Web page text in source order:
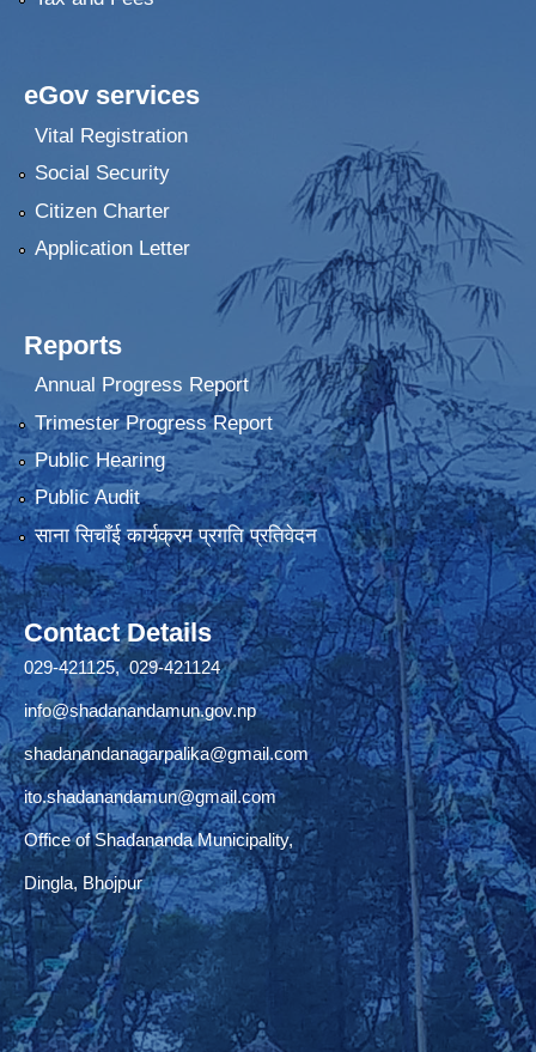
eGov services
Vital Registration
Social Security
Citizen Charter
Application Letter
Reports
Annual Progress Report
Trimester Progress Report
Public Hearing
Public Audit
साना सिचाँई कार्यक्रम प्रगति प्रतिवेदन
Contact Details
029-421125, 029-421124
info@shadanandamun.gov.np
shadanandanagarpalika@gmail.com
ito.shadanandamun@gmail.com
Office of Shadananda Municipality,
Dingla, Bhojpur